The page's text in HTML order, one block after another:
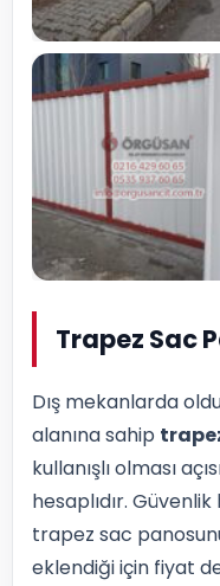
Trapez Sac
Dış mekanlarda
alanına sahip
kullanışlı olması
hesaplıdır.
trapez sac
eklendiği için fiyat